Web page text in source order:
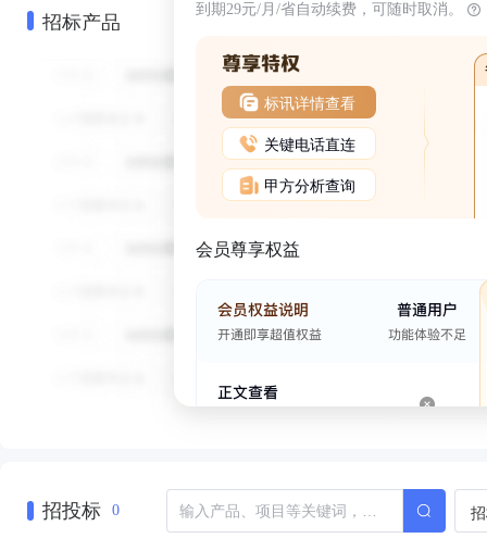
招标产品 到期29元/月/省自动续费，可随时取消。
标讯详情查看
关键电话直连
甲方分析查询
会员尊享权益
招投标 0